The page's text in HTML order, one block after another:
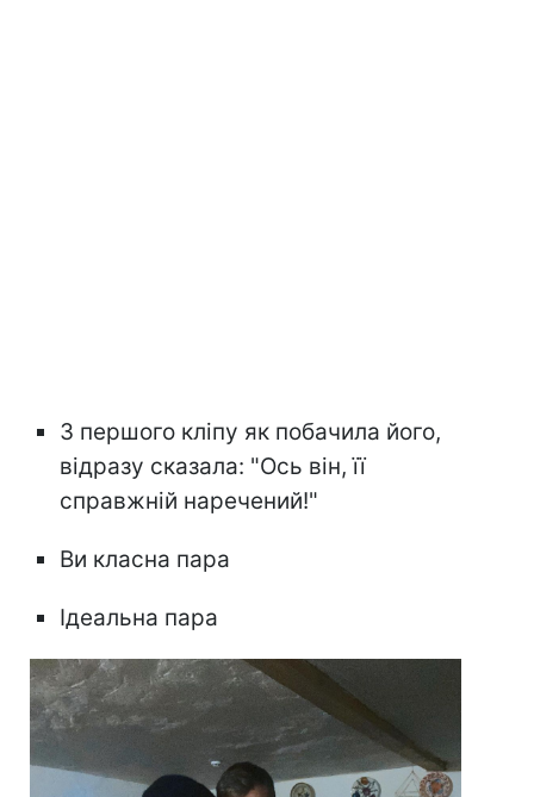
З першого кліпу як побачила його,
відразу сказала: "Ось він, її
справжній наречений!"
Ви класна пара
Ідеальна пара